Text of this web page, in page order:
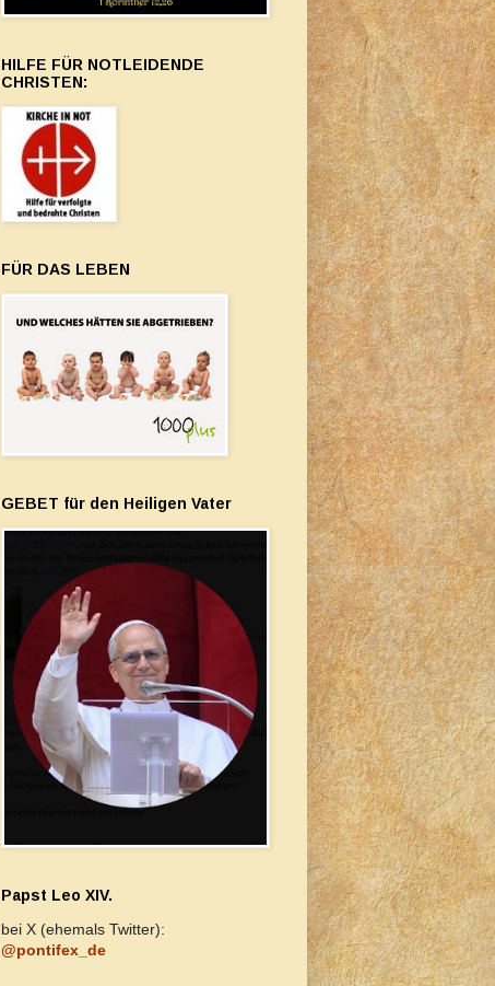
HILFE FÜR NOTLEIDENDE
CHRISTEN:
FÜR DAS LEBEN
GEBET für den Heiligen Vater
Papst Leo XIV.
bei X (ehemals Twitter):
@pontifex_de